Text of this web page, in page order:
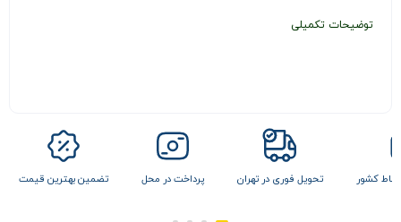
توضیحات تکمیلی
کشور تحویل فوری در تهران پرداخت در محل تضمین بهترین قیمت